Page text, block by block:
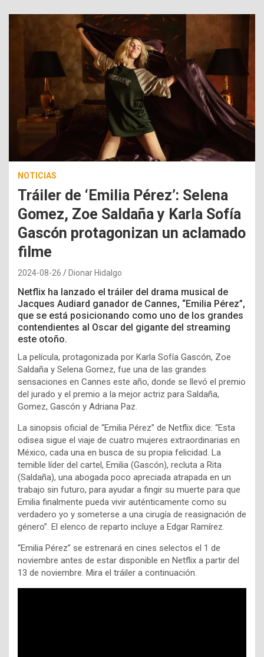
NOTICIAS
Tráiler de ‘Emilia Pérez’: Selena
Gomez, Zoe Saldaña y Karla Sofía
Gascón protagonizan un aclamado
filme
2024-08-26 Dionar Hidalgo
Netflix ha lanzado el tráiler del drama musical de
Jacques Audiard ganador de Cannes, “Emilia Pérez”,
que se está posicionando como uno de los grandes
contendientes al Oscar del gigante del streaming
este otoño.
La película, protagonizada por Karla Sofía Gascón, Zoe
Saldaña y Selena Gomez, fue una de las grandes
sensaciones en Cannes este año, donde se llevó el premio
del jurado y el premio a la mejor actriz para Saldaña,
Gomez, Gascón y Adriana Paz.
La sinopsis oficial de “Emilia Pérez” de Netflix dice: “Esta
odisea sigue el viaje de cuatro mujeres extraordinarias en
México, cada una en busca de su propia felicidad. La
temible líder del cartel, Emilia (Gascón), recluta a Rita
(Saldaña), una abogada poco apreciada atrapada en un
trabajo sin futuro, para ayudar a fingir su muerte para que
Emilia finalmente pueda vivir auténticamente como su
verdadero yo y someterse a una cirugía de reasignación de
género”. El elenco de reparto incluye a Edgar Ramírez.
“Emilia Pérez” se estrenará en cines selectos el 1 de
noviembre antes de estar disponible en Netflix a partir del
13 de noviembre. Mira el tráiler a continuación.